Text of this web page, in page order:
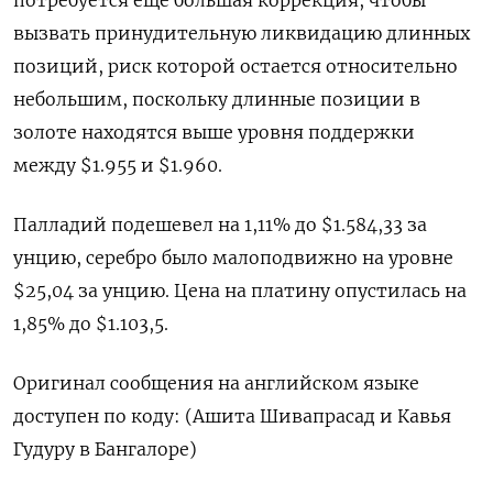
вызвать принудительную ликвидацию длинных
позиций, риск которой остается относительно
небольшим, поскольку длинные позиции в
золоте находятся выше уровня поддержки
между $1.955 и $1.960.
Палладий подешевел на 1,11% до $1.584,33​​ за
унцию, серебро было малоподвижно на уровне
$25,04​ за унцию. Цена на платину опустилась на
1,85% до $1.103,5.
Оригинал сообщения на английском языке
доступен по коду: (Ашита Шивапрасад и Кавья
Гудуру в Бангалоре)